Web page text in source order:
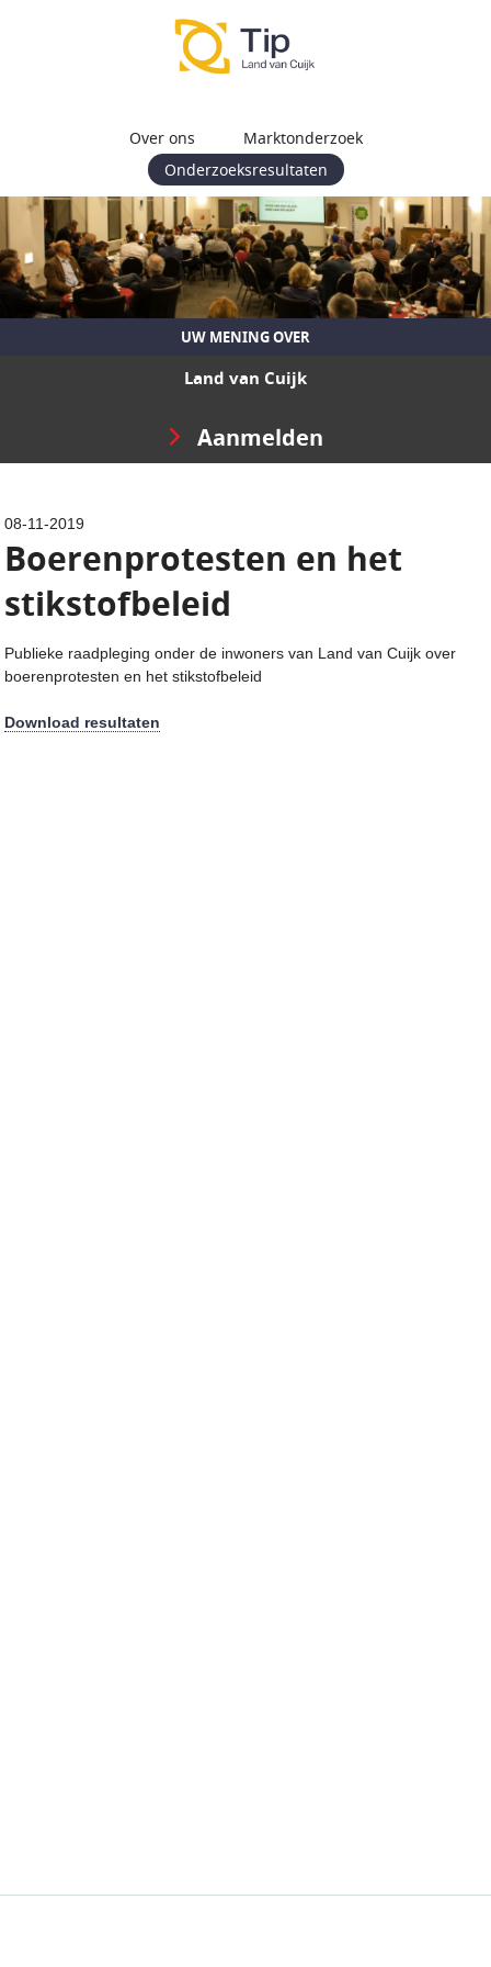
Over ons
Marktonderzoek
Onderzoeksresultaten
UW MENING OVER
Land van Cuijk
Aanmelden
08-11-2019
Boerenprotesten en het
stikstofbeleid
Publieke raadpleging onder de inwoners van Land van Cuijk over
boerenprotesten en het stikstofbeleid
Download resultaten